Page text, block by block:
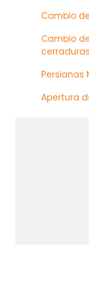
Cambio
Cambio
Persianas
Apertura